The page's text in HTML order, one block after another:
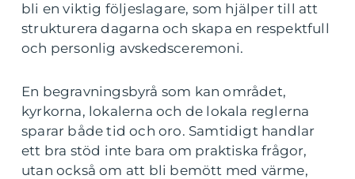
bli en viktig följeslagare, som hjälper till att
strukturera dagarna och skapa en respektfull
och personlig avskedsceremoni.
En begravningsbyrå som kan området,
kyrkorna, lokalerna och de lokala reglerna
sparar både tid och oro. Samtidigt handlar
ett bra stöd inte bara om praktiska frågor,
utan också om att bli bemött med värme,